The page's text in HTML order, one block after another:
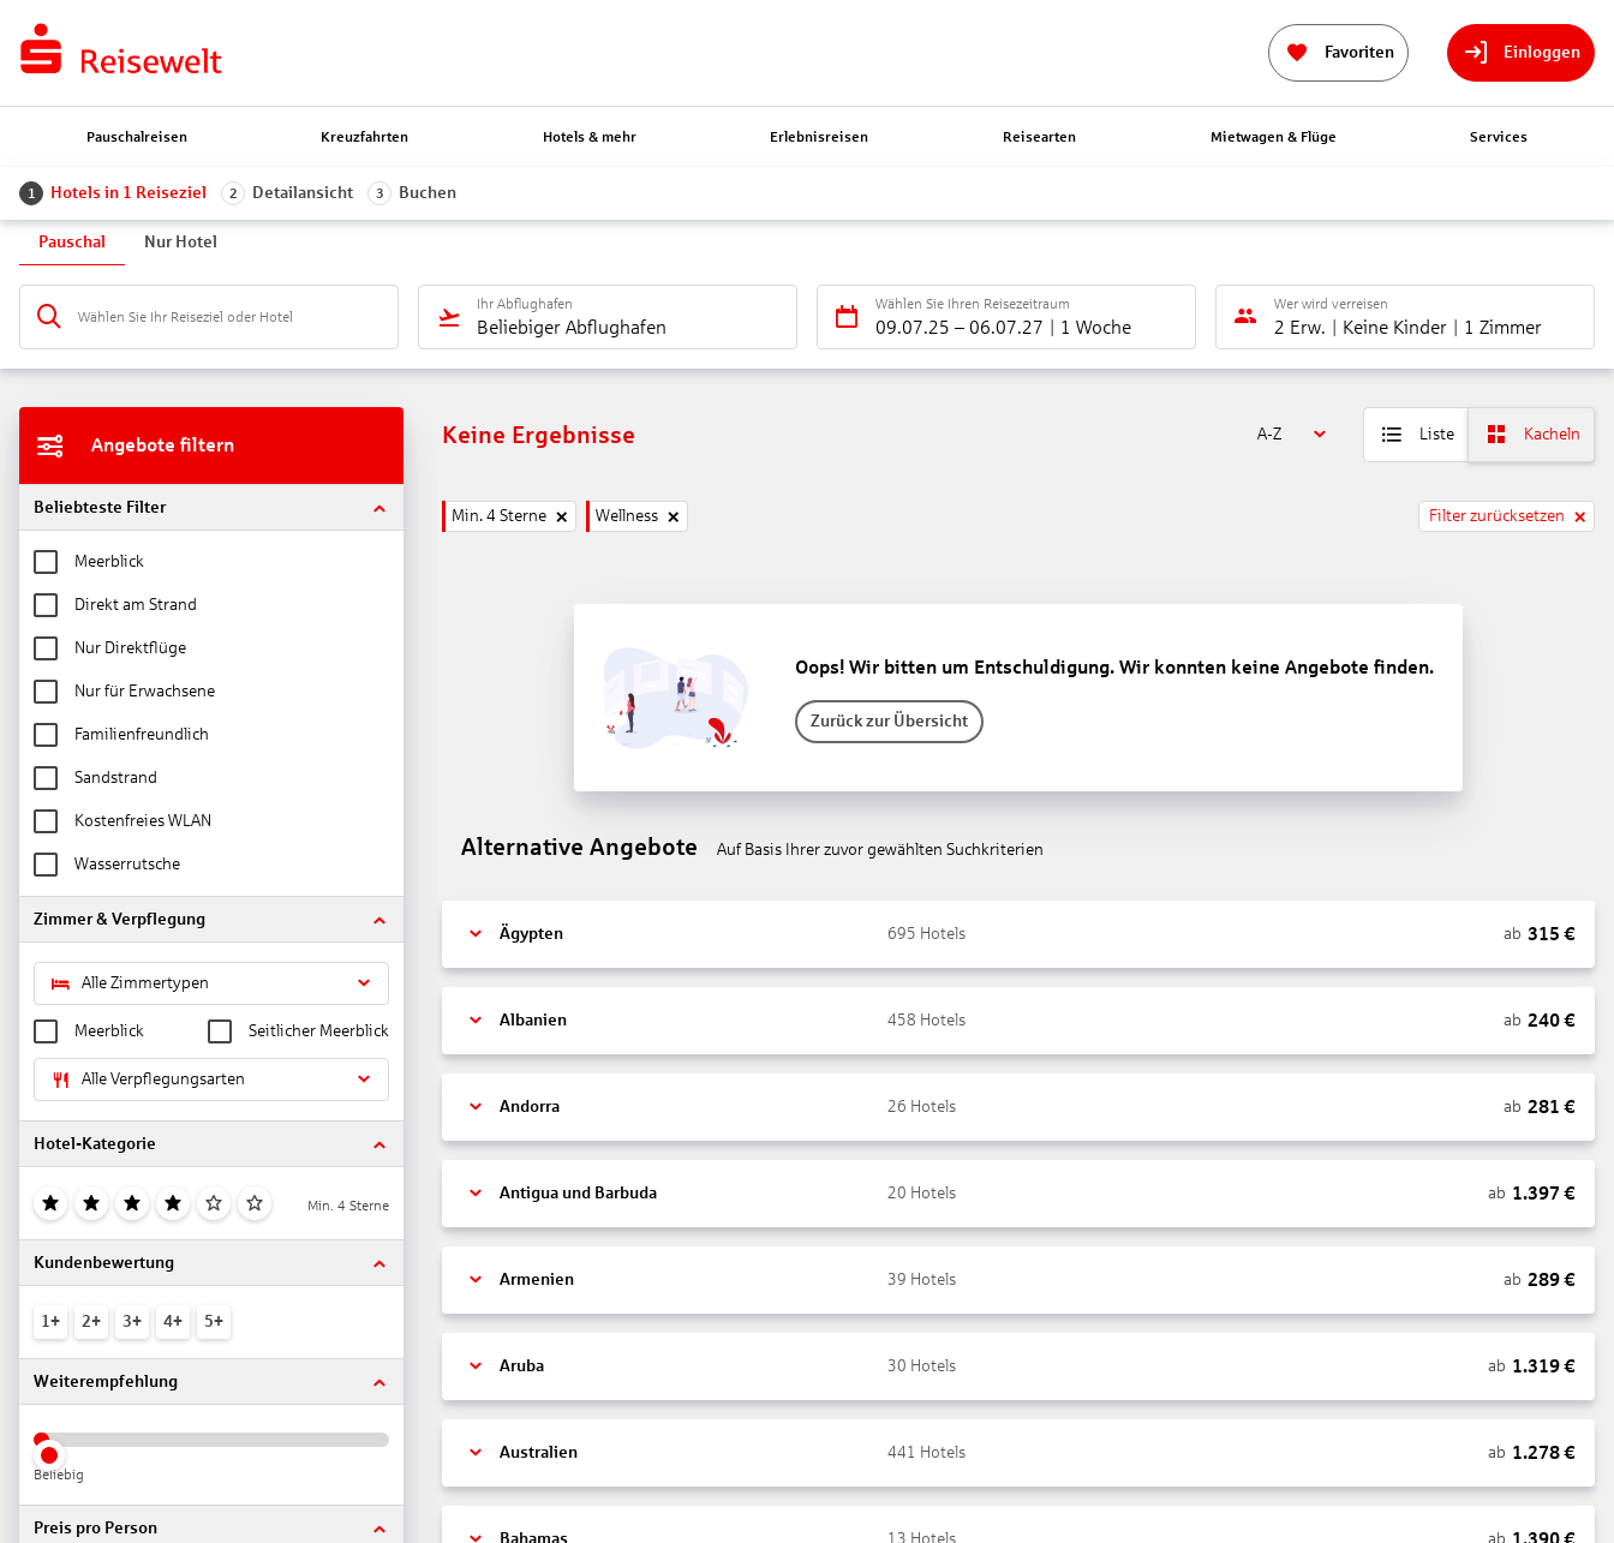
Favoriten Einloggen
Pauschalreisen Kreuzfahrten Hotels & mehr Erlebnisreisen Reisearten Mietwagen & Flüge Services
1 Hotels in 1 Reiseziel 2 Detailansicht 3 Buchen
Pauschal Nur Hotel
Wählen Sie Ihr Reiseziel oder Hotel
Ihr Abflughafen
Beliebiger Abflughafen
Wählen Sie Ihren Reisezeitraum
09.07.25 – 06.07.27 1 Woche
Wer wird verreisen
2 Erw. Keine Kinder 1 Zimmer
Angebote filtern
Beliebteste Filter
Meerblick
Direkt am Strand
Nur Direktflüge
Nur für Erwachsene
Familienfreundlich
Sandstrand
Kostenfreies WLAN
Wasserrutsche
Zimmer & Verpflegung
Alle Zimmertypen
Meerblick Seitlicher Meerblick
Alle Verpflegungsarten
Hotel-Kategorie
Min. 4 Sterne
Kundenbewertung
1+ 2+ 3+ 4+ 5+
Weiterempfehlung
Beliebig
Preis pro Person
Keine Ergebnisse A-Z Liste Kacheln
Min. 4 Sterne Wellness Filter zurücksetzen
Oops! Wir bitten um Entschuldigung. Wir konnten keine Angebote finden.
Zurück zur Übersicht
Alternative Angebote Auf Basis Ihrer zuvor gewählten Suchkriterien
Ägypten 695 Hotels ab 315 €
Albanien 458 Hotels ab 240€
Andorra 26 Hotels ab 281 €
Antigua und Barbuda 20 Hotels ab 1.397 €
Armenien 39 Hotels ab 289€
Aruba 30 Hotels ab 1.319€
Australien 441 Hotels ab 1.278€
Bahamas 13 Hotels ab